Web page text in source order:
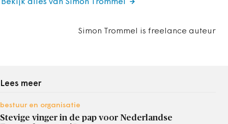
Simon Trommel is freelance auteur
Bekijk alles van Simon Trommel
Lees meer
bestuur en organisatie
Stevige vinger in de pap voor Nederlandse